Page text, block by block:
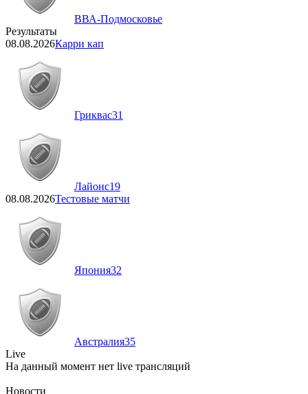
ВВА-Подмосковье
Результаты
08.08.2026Карри кап
Гриквас31
Лайонс19
08.08.2026Тестовые матчи
Япония32
Австралия35
Live
На данный момент нет live трансляций
Новости